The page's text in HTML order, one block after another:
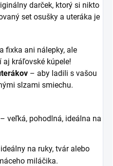
darček, ktorý si nikto
set osušky a uteráka je
fixka ani nálepky, ale
kráľovské kúpele!
– aby ladili s vašou
slzami smiechu.
veľká, pohodlná, ideálna na
na ruky, tvár alebo
miláčika.